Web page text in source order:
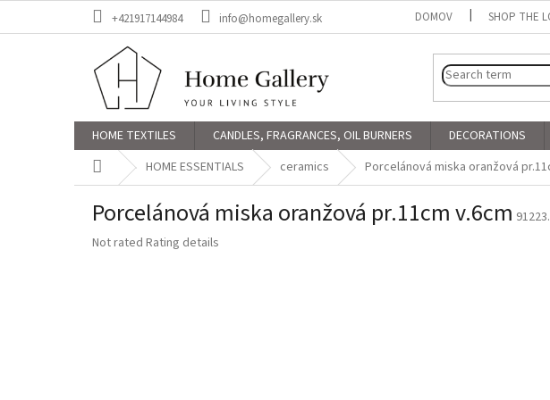
+421917144984 info@homegallery.sk DOMOV SHOP THE
HOME TEXTILES CANDLES, FRAGRANCES, OIL BURNERS DECORATIONS
Home HOME ESSENTIALS ceramics Porcelánová miska oranžová
Porcelánová miska oranžová pr.11cm v.6cm
The
Not rated Rating details